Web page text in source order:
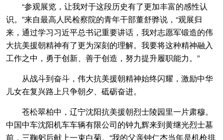
“参观展览，让我对于这段历史有了更加丰富的感性认
识。”来自最高人民检察院的青年干部董舒骅说，“观展归
来，通过学习习近平总书记重要讲话，我对志愿军锻造的伟
大抗美援朝精神有了更为深刻的理解。我要将这种精神融入
工作之中，勇于创新、善于创造，努力提升履职能力。”
从战斗到奋斗，伟大抗美援朝精神始终闪耀，激励中华
儿女在复兴路上只争朝夕、砥砺奋进。
苍松翠柏中，辽宁沈阳抗美援朝烈士陵园里一片肃穆。
中国中车沈阳机车车辆有限公司的钟九辉来到黄继光烈士墓
前，三鞠躬后献上一束白菊。“我的父亲钟仁杰当年是机枪排